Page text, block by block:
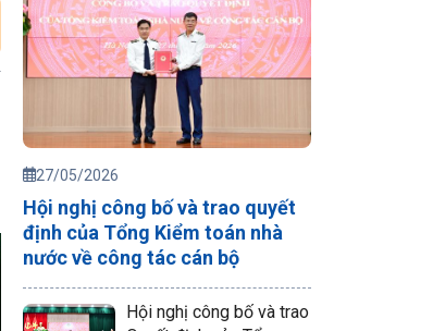
27/05/2026
Hội nghị công bố và trao quyết
định của Tổng Kiểm toán nhà
nước về công tác cán bộ
Hội nghị công bố và trao